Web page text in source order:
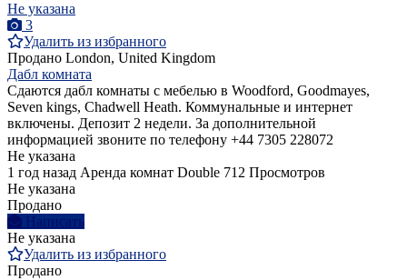
Не указана
3
Удалить из избранного
Продано London, United Kingdom
Дабл комната
Сдаются дабл комнаты с мебелью в Woodford, Goodmayes,
Seven kings, Chadwell Heath. Коммунальные и интернет
включены. Депозит 2 недели. За дополнительной
информацией звоните по телефону +44 7305 228072
Не указана
1 год назад Аренда комнат Double 712 Просмотров
Не указана
Продано
Написать
Не указана
Удалить из избранного
Продано